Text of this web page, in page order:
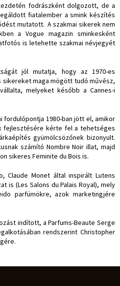
fodrászként dolgozott, de a
fiatalember a smink készítés
mutatott. A szakmai sikerek nem
a Vogue magazin sminkesként
is letehette szakmai névjegyét
jól mutatja, hogy az 1970-es
maga mögött tudó művész,
melyeket később a Cannes-i
fordulópontja 1980-ban jött el, amikor
fejlesztésére kérte fel a tehetséges
gyümölcsözőnek bizonyult.
számító Nombre Noir illat, majd
sikeres Feminite du Bois is.
Claude Monet által inspirált Lutens
is (Les Salons du Palais Royal), mely
parfümökre, azok marketingjére
indított, a Parfums-Beaute Serge
rendszerint Christopher